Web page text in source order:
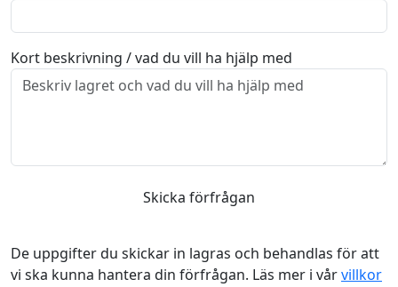
Kort beskrivning / vad du vill ha hjälp med
Skicka förfrågan
De uppgifter du skickar in lagras och behandlas för att
vi ska kunna hantera din förfrågan. Läs mer i vårvillkor